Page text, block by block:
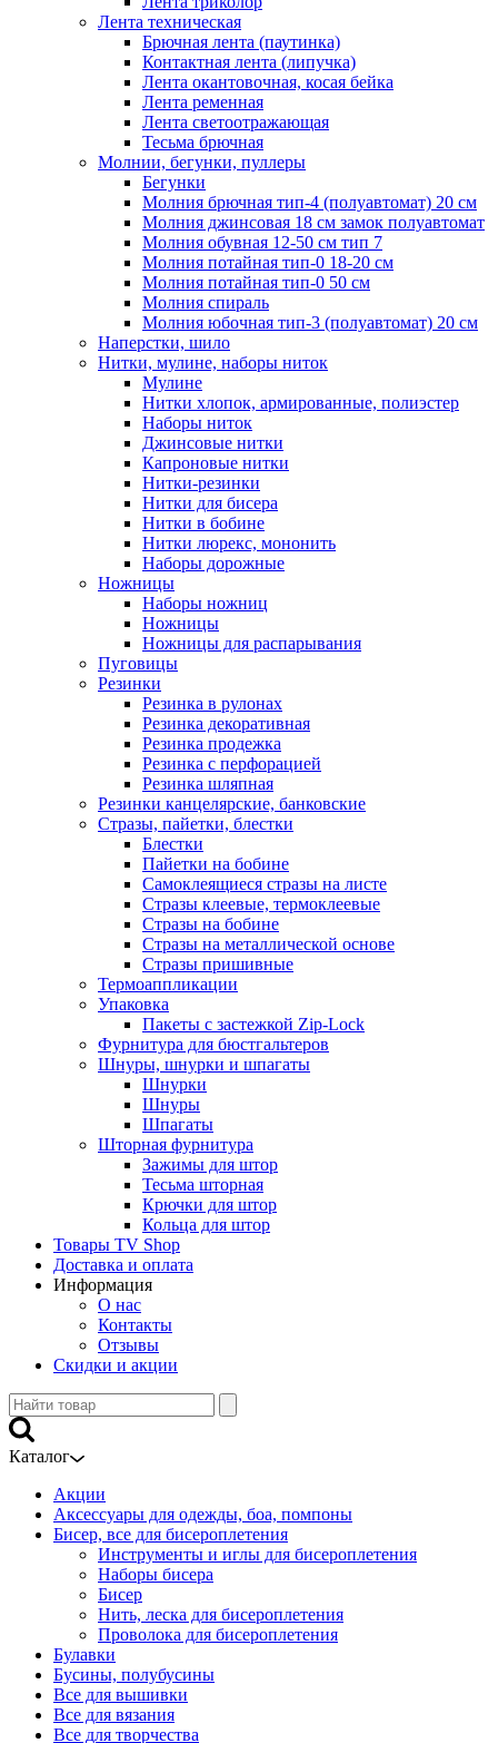
Лента техническая
Брючная лента (паутинка)
Контактная лента (липучка)
Лента окантовочная, косая бейка
Лента ременная
Лента светоотражающая
Тесьма брючная
Молнии, бегунки, пуллеры
Бегунки
Молния брючная тип-4 (полуавтомат) 20 см
Молния джинсовая 18 см замок полуавтомат
Молния обувная 12-50 см тип 7
Молния потайная тип-0 18-20 см
Молния потайная тип-0 50 см
Молния спираль
Молния юбочная тип-3 (полуавтомат) 20 см
Наперстки, шило
Нитки, мулине, наборы ниток
Мулине
Нитки хлопок, армированные, полиэстер
Наборы ниток
Джинсовые нитки
Капроновые нитки
Нитки-резинки
Нитки для бисера
Нитки в бобине
Нитки люрекс, мононить
Наборы дорожные
Ножницы
Наборы ножниц
Ножницы
Ножницы для распарывания
Пуговицы
Резинки
Резинка в рулонах
Резинка декоративная
Резинка продежка
Резинка с перфорацией
Резинка шляпная
Резинки канцелярские, банковские
Стразы, пайетки, блестки
Блестки
Пайетки на бобине
Самоклеящиеся стразы на листе
Стразы клеевые, термоклеевые
Стразы на бобине
Стразы на металлической основе
Стразы пришивные
Термоаппликации
Упаковка
Пакеты с застежкой Zip-Lock
Фурнитура для бюстгальтеров
Шнуры, шнурки и шпагаты
Шнурки
Шнуры
Шпагаты
Шторная фурнитура
Зажимы для штор
Тесьма шторная
Крючки для штор
Кольца для штор
Товары TV Shop
Доставка и оплата
Информация
О нас
Контакты
Отзывы
Скидки и акции
Каталог
Акции
Аксессуары для одежды, боа, помпоны
Бисер, все для бисероплетения
Инструменты и иглы для бисероплетения
Наборы бисера
Бисер
Нить, леска для бисероплетения
Проволока для бисероплетения
Булавки
Бусины, полубусины
Все для вышивки
Все для вязания
Все для творчества